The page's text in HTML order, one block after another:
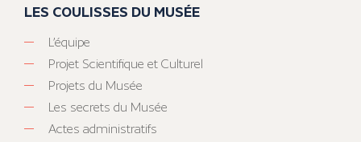
LES COULISSES DU MUSÉE
L’équipe
Projet Scientifique et Culturel
Projets du Musée
Les secrets du Musée
Actes administratifs